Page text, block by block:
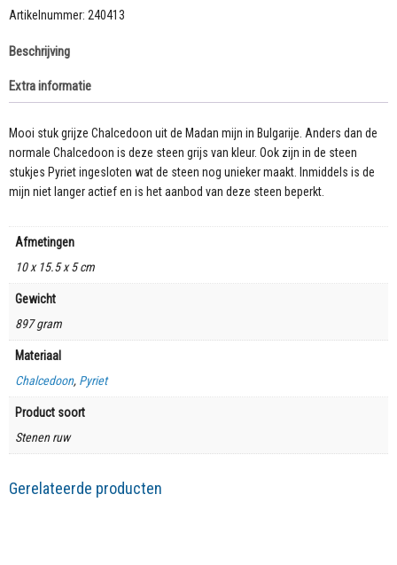
Artikelnummer: 240413
Beschrijving
Extra informatie
Mooi stuk grijze Chalcedoon uit de Madan mijn in Bulgarije. Anders dan de
normale Chalcedoon is deze steen grijs van kleur. Ook zijn in de steen
stukjes Pyriet ingesloten wat de steen nog unieker maakt. Inmiddels is de
mijn niet langer actief en is het aanbod van deze steen beperkt.
Afmetingen
10 x 15.5 x 5 cm
Gewicht
897 gram
Materiaal
Chalcedoon, Pyriet
Product soort
Stenen ruw
Gerelateerde producten